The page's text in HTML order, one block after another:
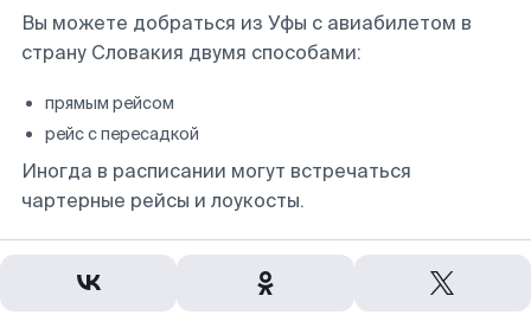
Вы можете добраться из Уфы с авиабилетом в
страну Словакия двумя способами:
прямым рейсом
рейс с пересадкой
Иногда в расписании могут встречаться
чартерные рейсы и лоукосты.